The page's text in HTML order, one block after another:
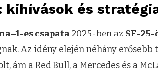
kihívások és
es csapata2025-ben az SF-25-
Az idény elején néhány erősebb
ám a Red Bull, a Mercedes és a